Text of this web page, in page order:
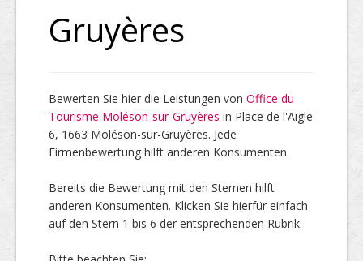
Gruyères
Bewerten Sie hier die Leistungen von Office du
Tourisme Moléson-sur-Gruyères in Place de l'Aigle
6, 1663 Moléson-sur-Gruyères. Jede
Firmenbewertung hilft anderen Konsumenten.
Bereits die Bewertung mit den Sternen hilft
anderen Konsumenten. Klicken Sie hierfür einfach
auf den Stern 1 bis 6 der entsprechenden Rubrik.